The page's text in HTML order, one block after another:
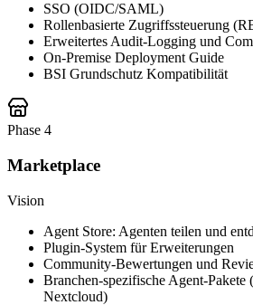
SSO (OIDC/SAML)
Rollenbasierte Zugriffssteuerung
Erweitertes Audit-Logging und
On-Premise Deployment Guide
BSI Grundschutz Kompatibilität
Phase 4
Marketplace
Vision
Agent Store: Agenten teilen und
Plugin-System für Erweiterungen
Community-Bewertungen und
Branchen-spezifische Agent-Pakete
Nextcloud)